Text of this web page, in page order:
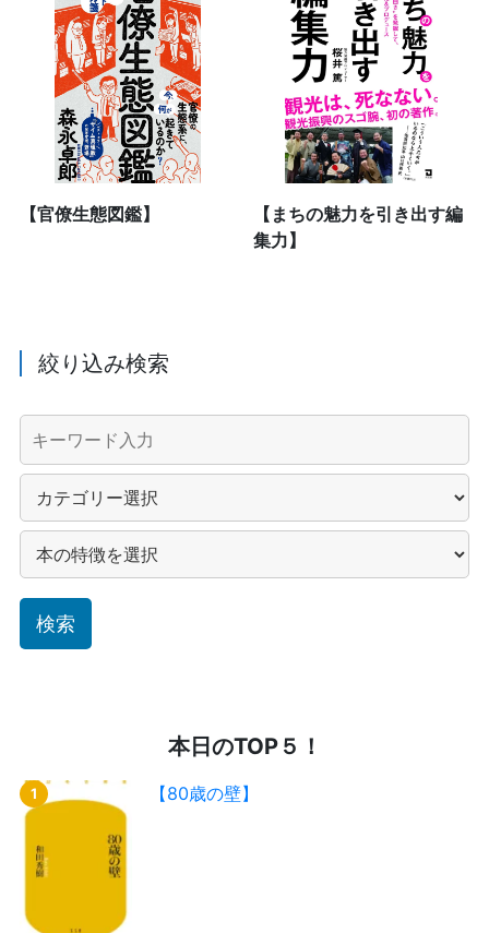
【官僚生態図鑑】
【まちの魅力を引き出す編
集力】
絞り込み検索
本日のTOP５！
【80歳の壁】